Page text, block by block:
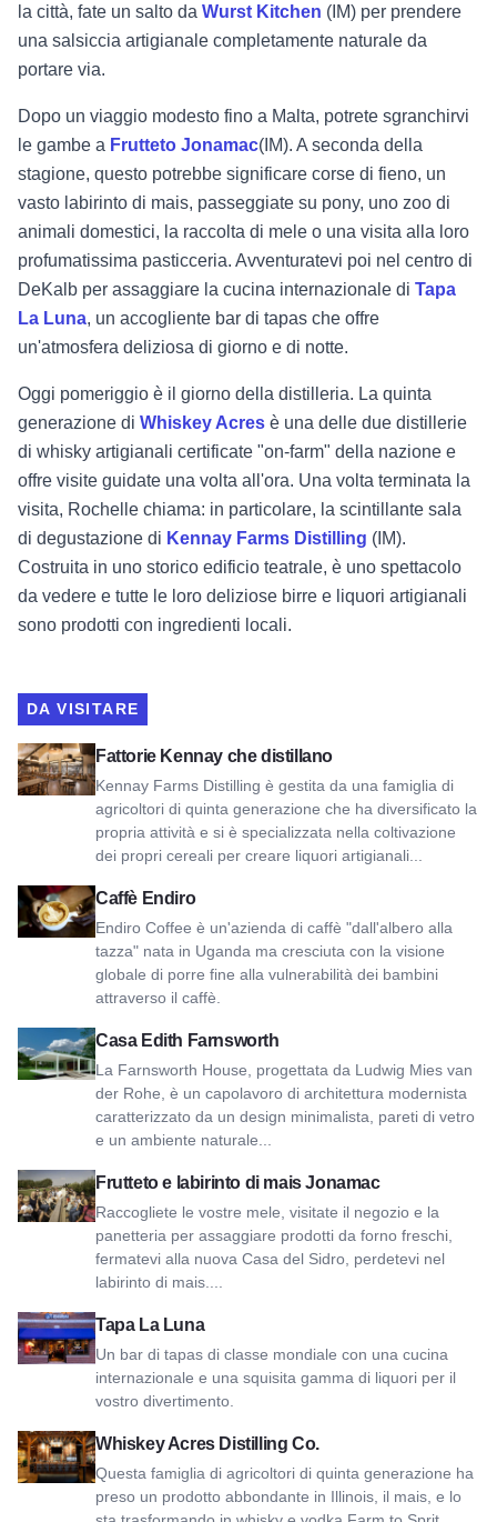
la città, fate un salto da Wurst Kitchen (IM) per prendere
una salsiccia artigianale completamente naturale da
portare via.
Dopo un viaggio modesto fino a Malta, potrete sgranchirvi
le gambe a Frutteto Jonamac(IM). A seconda della
stagione, questo potrebbe significare corse di fieno, un
vasto labirinto di mais, passeggiate su pony, uno zoo di
animali domestici, la raccolta di mele o una visita alla loro
profumatissima pasticceria. Avventuratevi poi nel centro di
DeKalb per assaggiare la cucina internazionale di Tapa
La Luna, un accogliente bar di tapas che offre
un'atmosfera deliziosa di giorno e di notte.
Oggi pomeriggio è il giorno della distilleria. La quinta
generazione di Whiskey Acres è una delle due distillerie
di whisky artigianali certificate "on-farm" della nazione e
offre visite guidate una volta all'ora. Una volta terminata la
visita, Rochelle chiama: in particolare, la scintillante sala
di degustazione di Kennay Farms Distilling (IM).
Costruita in uno storico edificio teatrale, è uno spettacolo
da vedere e tutte le loro deliziose birre e liquori artigianali
sono prodotti con ingredienti locali.
DA VISITARE
Fattorie Kennay che distillano
Kennay Farms Distilling è gestita da una famiglia di
agricoltori di quinta generazione che ha diversificato la
propria attività e si è specializzata nella coltivazione
dei propri cereali per creare liquori artigianali...
Visualizza la distilleria Kennay Farms
Caffè Endiro
Endiro Coffee è un'azienda di caffè "dall'albero alla
tazza" nata in Uganda ma cresciuta con la visione
globale di porre fine alla vulnerabilità dei bambini
attraverso il caffè.
Visualizza il caffè Endiro
Casa Edith Farnsworth
La Farnsworth House, progettata da Ludwig Mies van
der Rohe, è un capolavoro di architettura modernista
caratterizzato da un design minimalista, pareti di vetro
e un ambiente naturale...
Vista sulla casa di Edith Farnsworth
Frutteto e labirinto di mais Jonamac
Raccogliete le vostre mele, visitate il negozio e la
panetteria per assaggiare prodotti da forno freschi,
fermatevi alla nuova Casa del Sidro, perdetevi nel
labirinto di mais....
Visualizza il frutteto e il labirinto di mais di Jonamac
Tapa La Luna
Un bar di tapas di classe mondiale con una cucina
internazionale e una squisita gamma di liquori per il
vostro divertimento.
Visualizza Tapa La Luna
Whiskey Acres Distilling Co.
Questa famiglia di agricoltori di quinta generazione ha
preso un prodotto abbondante in Illinois, il mais, e lo
Visualizza Whiskey Acres Distilling Co.